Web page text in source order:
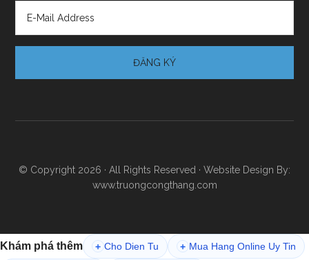
© Copyright 2026 · All Rights Reserved · Website Design By:
www.truongcongthang.com
Khám phá thêm + Cho Dien Tu + Mua Hang Online Uy Tin